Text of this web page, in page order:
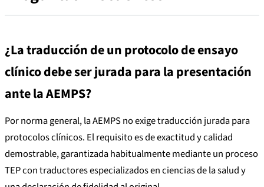
¿La traducción de un protocolo de ensayo
clínico debe ser jurada para la presentación
ante la AEMPS?
Por norma general, la AEMPS no exige traducción jurada para
protocolos clínicos. El requisito es de exactitud y calidad
demostrable, garantizada habitualmente mediante un proceso
TEP con traductores especializados en ciencias de la salud y